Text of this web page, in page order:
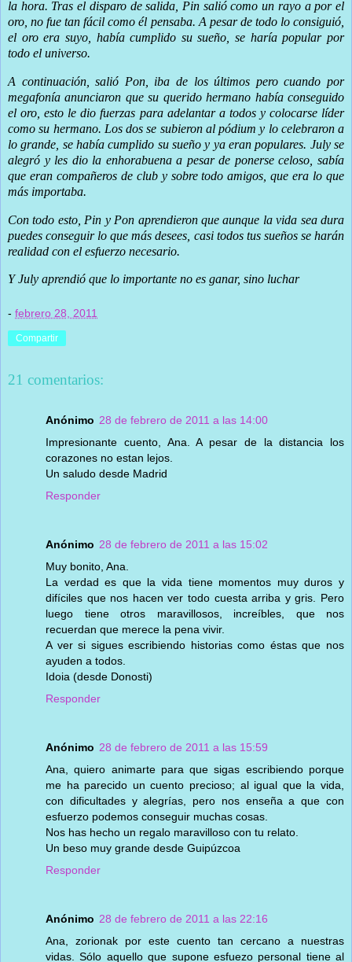
la hora. Tras el disparo de salida, Pin salió como un rayo a por el
oro, no fue tan fácil como él pensaba. A pesar de todo lo consiguió,
el oro era suyo, había cumplido su sueño, se haría popular por
todo el universo.
A continuación, salió Pon, iba de los últimos pero cuando por
megafonía anunciaron que su querido hermano había conseguido
el oro, esto le dio fuerzas para adelantar a todos y colocarse líder
como su hermano. Los dos se subieron al pódium y lo celebraron a
lo grande, se había cumplido su sueño y ya eran populares. July se
alegró y les dio la enhorabuena a pesar de ponerse celoso, sabía
que eran compañeros de club y sobre todo amigos, que era lo que
más importaba.
Con todo esto, Pin y Pon aprendieron que aunque la vida sea dura
puedes conseguir lo que más desees, casi todos tus sueños se harán
realidad con el esfuerzo necesario.
Y July aprendió que lo importante no es ganar, sino luchar
- febrero 28, 2011
Compartir
21 comentarios:
Anónimo 28 de febrero de 2011 a las 14:00
Impresionante cuento, Ana. A pesar de la distancia los
corazones no estan lejos.
Un saludo desde Madrid
Responder
Anónimo 28 de febrero de 2011 a las 15:02
Muy bonito, Ana.
La verdad es que la vida tiene momentos muy duros y
difíciles que nos hacen ver todo cuesta arriba y gris. Pero
luego tiene otros maravillosos, increíbles, que nos
recuerdan que merece la pena vivir.
A ver si sigues escribiendo historias como éstas que nos
ayuden a todos.
Idoia (desde Donosti)
Responder
Anónimo 28 de febrero de 2011 a las 15:59
Ana, quiero animarte para que sigas escribiendo porque
me ha parecido un cuento precioso; al igual que la vida,
con dificultades y alegrías, pero nos enseña a que con
esfuerzo podemos conseguir muchas cosas.
Nos has hecho un regalo maravilloso con tu relato.
Un beso muy grande desde Guipúzcoa
Responder
Anónimo 28 de febrero de 2011 a las 22:16
Ana, zorionak por este cuento tan cercano a nuestras
vidas. Sólo aquello que supone esfuezo personal tiene al